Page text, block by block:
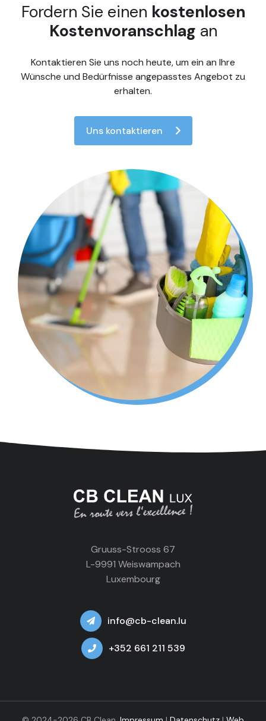
Fordern Sie einen kostenlosen
Kostenvoranschlag an
Kontaktieren Sie uns noch heute, um ein an Ihre
Wünsche und Bedürfnisse angepasstes Angebot zu
erhalten.
Uns kontaktieren
Gruuss-Strooss 67
L-9991 Weiswampach
Luxembourg
info@cb-clean.lu
+352 661 211 539